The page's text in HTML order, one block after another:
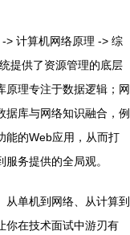
> 计算机网络原理 -> 综
提供了资源管理的底层
原理专注于数据逻辑；网
据库与网络知识融合，例
能的Web应用，从而打
务提供的全局观。
从单机到网络、从计算到
你在技术面试中游刃有